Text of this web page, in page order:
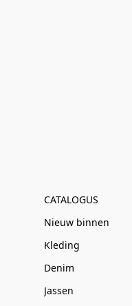
CATALOGUS
Nieuw binnen
Kleding
Denim
Jassen